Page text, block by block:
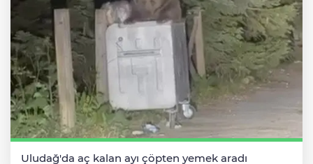
Uludağ'da aç kalan ayı çöpten yemek aradı